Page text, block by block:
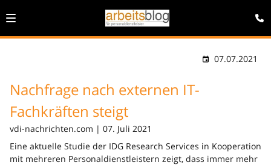
07.07.2021
Nachfrage nach externen IT-
Fachkräften steigt
vdi-nachrichten.com | 07. Juli 2021
Eine aktuelle Studie der IDG Research Services in Kooperation
mit mehreren Personaldienstleistern zeigt, dass immer mehr